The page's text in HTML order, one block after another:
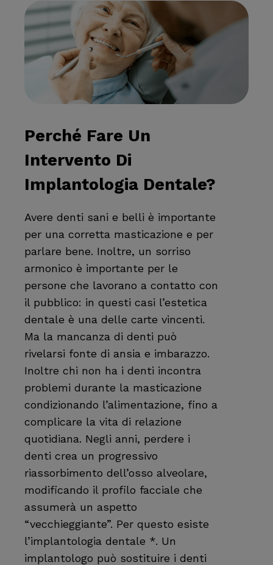
Perché Fare Un
Intervento Di
Implantologia Dentale?
Avere denti sani e belli è importante
per una corretta masticazione e per
parlare bene. Inoltre, un sorriso
armonico è importante per le
persone che lavorano a contatto con
il pubblico: in questi casi l’estetica
dentale è una delle carte vincenti.
Ma la mancanza di denti può
rivelarsi fonte di ansia e imbarazzo.
Inoltre chi non ha i denti incontra
problemi durante la masticazione
condizionando l’alimentazione, fino a
complicare la vita di relazione
quotidiana. Negli anni, perdere i
denti crea un progressivo
riassorbimento dell’osso alveolare,
modificando il profilo facciale che
assumerà un aspetto
“vecchieggiante”. Per questo esiste
l’implantologia dentale *. Un
implantologo può sostituire i denti